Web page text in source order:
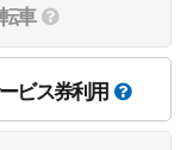
車
ビス券利用